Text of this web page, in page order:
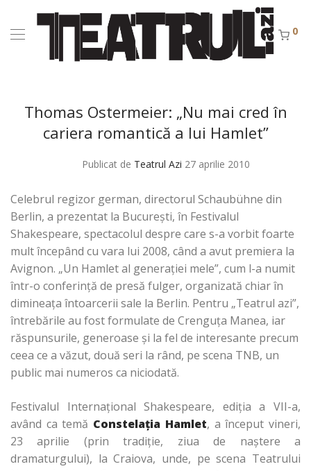
0
Thomas Ostermeier: „Nu mai cred în
cariera romantică a lui Hamlet”
Publicat de Teatrul Azi 27 aprilie 2010
Celebrul regizor german, directorul Schaubühne din
Berlin, a prezentat la București, în Festivalul
Shakespeare, spectacolul despre care s-a vorbit foarte
mult începând cu vara lui 2008, când a avut premiera la
Avignon. „Un Hamlet al generației mele”, cum l-a numit
într-o conferință de presă fulger, organizată chiar în
dimineața întoarcerii sale la Berlin. Pentru „Teatrul azi”,
întrebările au fost formulate de Crenguța Manea, iar
răspunsurile, generoase și la fel de interesante precum
ceea ce a văzut, două seri la rând, pe scena TNB, un
public mai numeros ca niciodată.
Festivalul Internaţional Shakespeare, ediţia a VII-a,
având ca temă Constelaţia Hamlet, a început vineri,
23 aprilie (prin tradiţie, ziua de naştere a
dramaturgului), la Craiova, unde, pe scena Teatrului